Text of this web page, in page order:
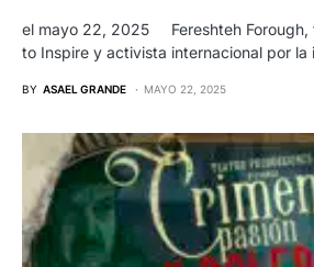
el mayo 22, 2025 Fereshteh Forough,
to Inspire y activista internacional por la
BY ASAEL GRANDE MAYO 22, 2025